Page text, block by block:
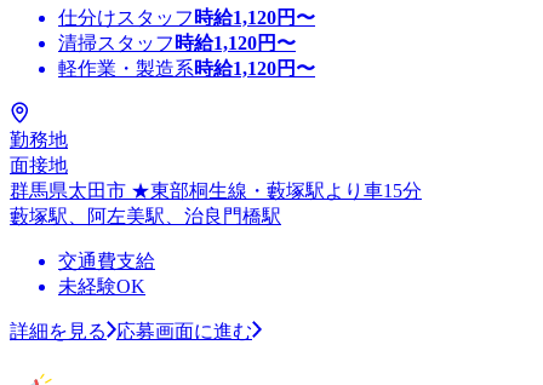
仕分けスタッフ 時給1,120円〜
清掃スタッフ 時給1,120円〜
軽作業・製造系時給1,120円〜
勤務地
面接地
群馬県太田市 ★東部桐生線・藪塚駅より車15分
藪塚駅、阿左美駅、治良門橋駅
交通費支給
未経験OK
詳細を見る 応募画面に進む